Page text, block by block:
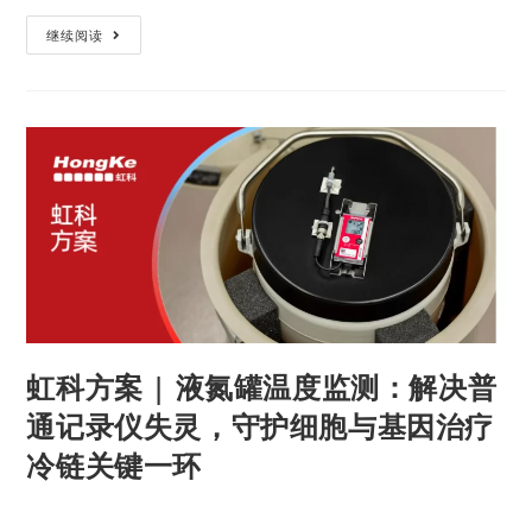
继续阅读
虹科方案 | 液氮罐温度监测：解决普
通记录仪失灵，守护细胞与基因治疗
冷链关键一环